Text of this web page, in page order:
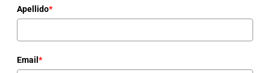
Apellido*
Email *